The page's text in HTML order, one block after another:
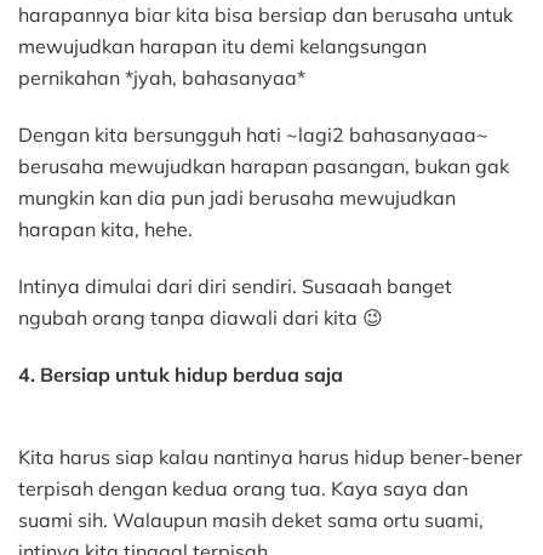
harapannya biar kita bisa bersiap dan berusaha untuk
mewujudkan harapan itu demi kelangsungan
pernikahan *jyah, bahasanyaa*
Dengan kita bersungguh hati ~lagi2 bahasanyaaa~
berusaha mewujudkan harapan pasangan, bukan gak
mungkin kan dia pun jadi berusaha mewujudkan
harapan kita, hehe.
Intinya dimulai dari diri sendiri. Susaaah banget
ngubah orang tanpa diawali dari kita 😉
4. Bersiap untuk hidup berdua saja
Kita harus siap kalau nantinya harus hidup bener-bener
terpisah dengan kedua orang tua. Kaya saya dan
suami sih. Walaupun masih deket sama ortu suami,